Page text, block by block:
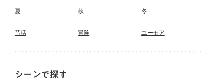
夏 秋 冬
昔話 冒険 ユーモア
シーンで探す